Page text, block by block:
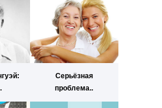
Серьёзная
проблема..